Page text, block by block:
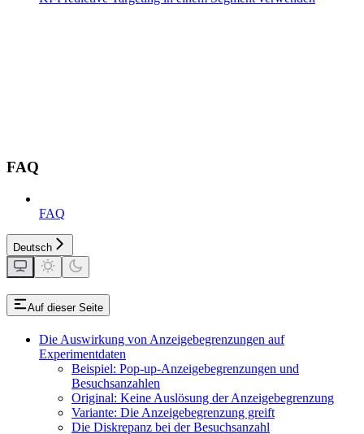
FAQ
FAQ
Deutsch
Auf dieser Seite
Die Auswirkung von Anzeigebegrenzungen auf
Experimentdaten
Beispiel: Pop-up-Anzeigebegrenzungen und
Besuchsanzahlen
Original: Keine Auslösung der Anzeigebegrenzung
Variante: Die Anzeigebegrenzung greift
Die Diskrepanz bei der Besuchsanzahl